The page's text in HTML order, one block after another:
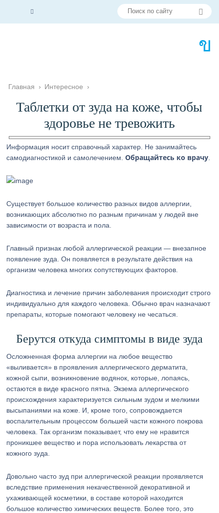
Главная › Интересное ›
Таблетки от зуда на коже, чтобы
здоровье не тревожить
Информация носит справочный характер. Не занимайтесь
самодиагностикой и самолечением.Обращайтесь ко врачу
Существует большое количество разных видов аллергии,
возникающих абсолютно по разным причинам у людей вне
зависимости от возраста и пола.
Главный признак любой аллергической реакции — внезапное
появление зуда. Он появляется в результате действия на
организм человека многих сопутствующих факторов.
Диагностика и лечение причин заболевания происходит строго
индивидуально для каждого человека. Обычно врач назначают
препараты, которые помогают человеку не чесаться.
Берутся откуда симптомы в виде зуда
Осложненная форма аллергии на любое вещество
«выливается» в проявления аллергического дерматита,
кожной сыпи, возникновение водянок, которые, лопаясь,
остаются в виде красного пятна. Экзема аллергического
происхождения характеризуется сильным зудом и мелкими
высыпаниями на коже. И, кроме того, сопровождается
воспалительным процессом большей части кожного покрова
человека. Так организм показывает, что ему не нравится
проникшее вещество и пора использовать лекарства от
кожного зуда.
Довольно часто зуд при аллергической реакции проявляется
вследствие применения некачественной декоративной и
ухаживающей косметики, в составе которой находится
большое количество химических веществ. Более того, это